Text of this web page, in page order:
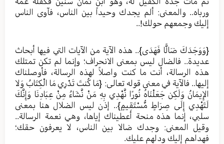
ورباه.. والمعنى: ألم يجدك وحيداً بين الناس، فآوى الناس
إليك وجمعهم حولك!..
{وَوَجَدَكَ ضَالًّا فَهَدَى}.. هذه الآية من الآيات التي فيها أبحاث
عديدة.. فالضال ليس بمعنى الانحراف؛ وإنما لم تكن تمتلك
هذه الرسالة، أنت ما كنت واصلاً لهذه الرسالة، فأوصلناك
إليها.. فالآية في معنى قوله تعالى: {مَا كُنتَ تَدْرِي مَا الْكِتَابُ وَلا
الإِيمَانُ وَلَكِن جَعَلْنَاهُ نُورًا نَّهْدِي بِهِ مَنْ نَّشَاءُ مِنْ عِبَادِنَا وَإِنَّكَ
لَتَهْدِي إِلَى صِرَاطٍ مُّسْتَقِيمٍ}.. إذن ليس الضلال هنا بمعنى
سلبي، إنما هذه منحة أعطيناك إياها، وهي نعمة الرسالة..
وقيل المعنى: وجدك ضالا بين الناس، لا يعرفون حقك؛
فهداهم إليك ودلهم عليك.